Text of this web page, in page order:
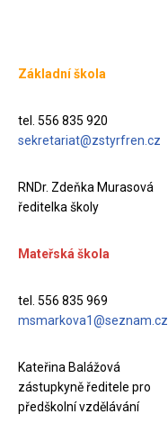
Základní škola
tel. 556 835 920
sekretariat@zstyrfren.cz
RNDr. Zdeňka Murasová
ředitelka školy
Mateřská škola
tel. 556 835 969
msmarkova1@seznam.cz
Kateřina Balážová
zástupkyně ředitele pro
předškolní vzdělávání